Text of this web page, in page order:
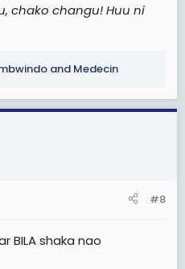
chako changu! Huu ni
and Medecin
#8
BILA shaka nao